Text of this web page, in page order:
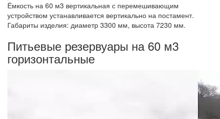
Ёмкость на 60 м3 вертикальная с перемешивающим
устройством устанавливается вертикально на постамент.
Габариты изделия: диаметр 3300 мм, высота 7230 мм.
Питьевые резервуары на 60 м3
горизонтальные